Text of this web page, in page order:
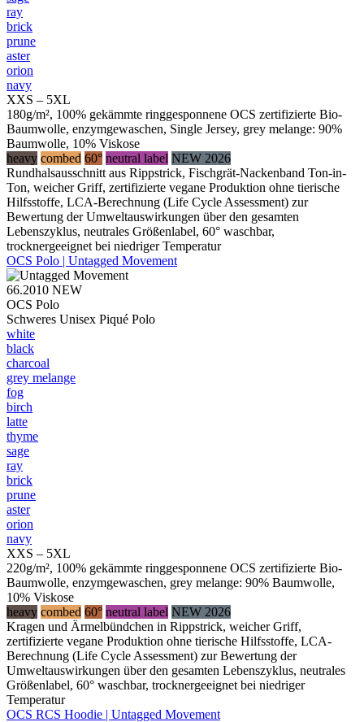
ray
brick
prune
aster
orion
navy
XXS – 5XL
180g/m², 100% gekämmte ringgesponnene OCS zertifizierte Bio-
Baumwolle, enzymgewaschen, Single Jersey, grey melange: 90%
Baumwolle, 10% Viskose
heavy combed 60° neutral label NEW 2026
Rundhalsausschnitt aus Rippstrick, Fischgrät-Nackenband Ton-in-
Ton, weicher Griff, zertifizierte vegane Produktion ohne tierische
Hilfsstoffe, LCA-Berechnung (Life Cycle Assessment) zur
Bewertung der Umweltauswirkungen über den gesamten
Lebenszyklus, neutrales Größenlabel, 60° waschbar,
trocknergeeignet bei niedriger Temperatur
OCS Polo | Untagged Movement
66.2010 NEW
OCS Polo
Schweres Unisex Piqué Polo
white
black
charcoal
grey melange
fog
birch
latte
thyme
sage
ray
brick
prune
aster
orion
navy
XXS – 5XL
220g/m², 100% gekämmte ringgesponnene OCS zertifizierte Bio-
Baumwolle, enzymgewaschen, grey melange: 90% Baumwolle,
10% Viskose
heavy combed 60° neutral label NEW 2026
Kragen und Ärmelbündchen in Rippstrick, weicher Griff,
zertifizierte vegane Produktion ohne tierische Hilfsstoffe, LCA-
Berechnung (Life Cycle Assessment) zur Bewertung der
Umweltauswirkungen über den gesamten Lebenszyklus, neutrales
Größenlabel, 60° waschbar, trocknergeeignet bei niedriger
Temperatur
OCS RCS Hoodie | Untagged Movement